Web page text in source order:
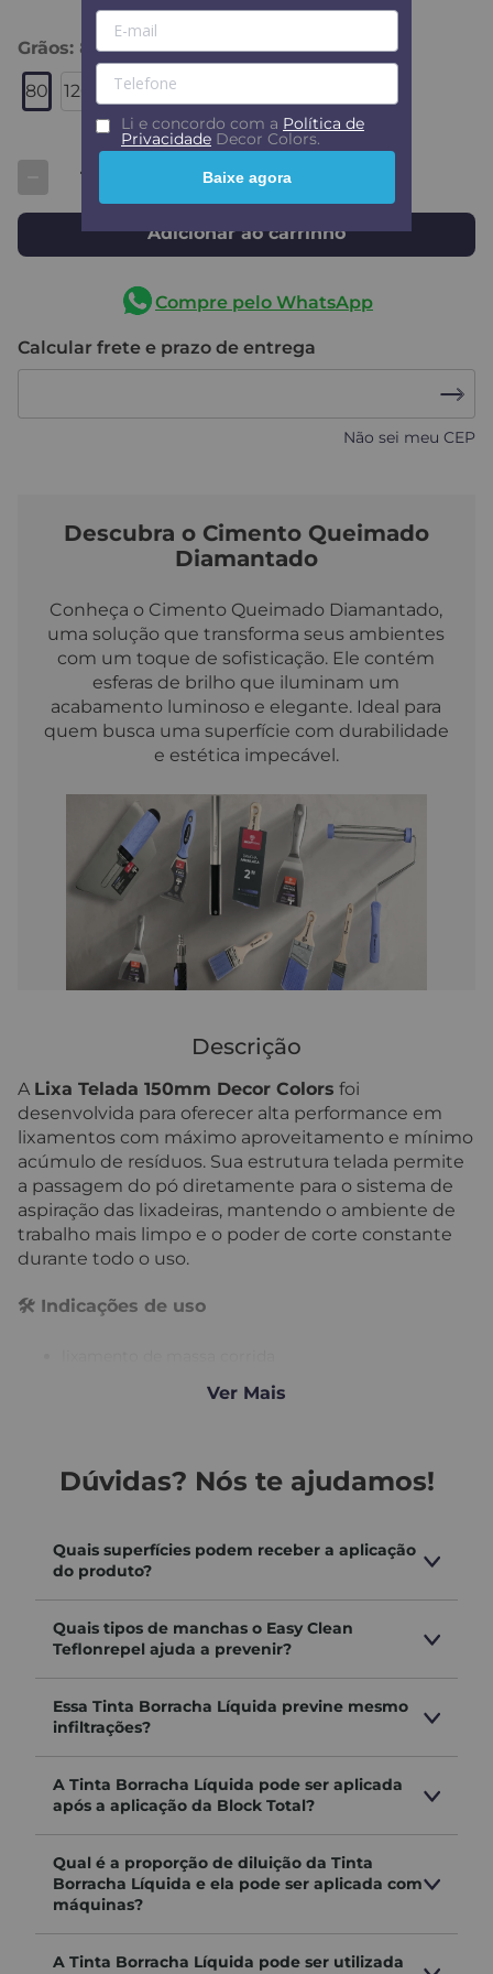
Grãos: 80
80 120 150 180
Adicionar ao carrinho
Compre pelo WhatsApp
Calcular frete e prazo de entrega
Não sei meu CEP
Descubra o Cimento Queimado
Diamantado
Conheça o Cimento Queimado Diamantado,
uma solução que transforma seus ambientes
com um toque de sofisticação. Ele contém
esferas de brilho que iluminam um
acabamento luminoso e elegante. Ideal para
quem busca uma superfície com durabilidade
e estética impecável.
Descrição
A Lixa Telada 150mm Decor Colors foi
desenvolvida para oferecer alta performance em
lixamentos com máximo aproveitamento e mínimo
acúmulo de resíduos. Sua estrutura telada permite
a passagem do pó diretamente para o sistema de
aspiração das lixadeiras, mantendo o ambiente de
trabalho mais limpo e o poder de corte constante
durante todo o uso.
🛠️ Indicações de uso
nivelamento de superfícies de gesso e drywall
espaços
Benefícios e diferenciais
tecnologia telada:
permite a aspiração do pó durante o uso
menos sujeira e mais visibilidade da superfície
alta durabilidade:
maior rendimento e menos trocas
ideal para acabamentos mais precisos
evita o entupimento:
mantém o poder abrasivo por mais tempo
Ver Mais
Dúvidas? Nós te ajudamos!
Quais superfícies podem receber a aplicação
do produto?
Quais tipos de manchas o Easy Clean
Teflonrepel ajuda a prevenir?
Essa Tinta Borracha Líquida previne mesmo
infiltrações?
A Tinta Borracha Líquida pode ser aplicada
após a aplicação da Block Total?
Qual é a proporção de diluição da Tinta
Borracha Líquida e ela pode ser aplicada com
máquinas?
A Tinta Borracha Líquida pode ser utilizada
Li e concordo com a Política de
Privacidade Decor Colors.
Baixe agora